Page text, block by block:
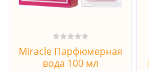
Miracle Парфюмерная
вода 100 мл